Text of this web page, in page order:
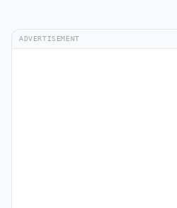
ADVERTISEMENT